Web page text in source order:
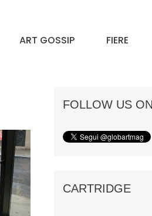
ART GOSSIP FIERE
FOLLOW US
CARTRIDGE